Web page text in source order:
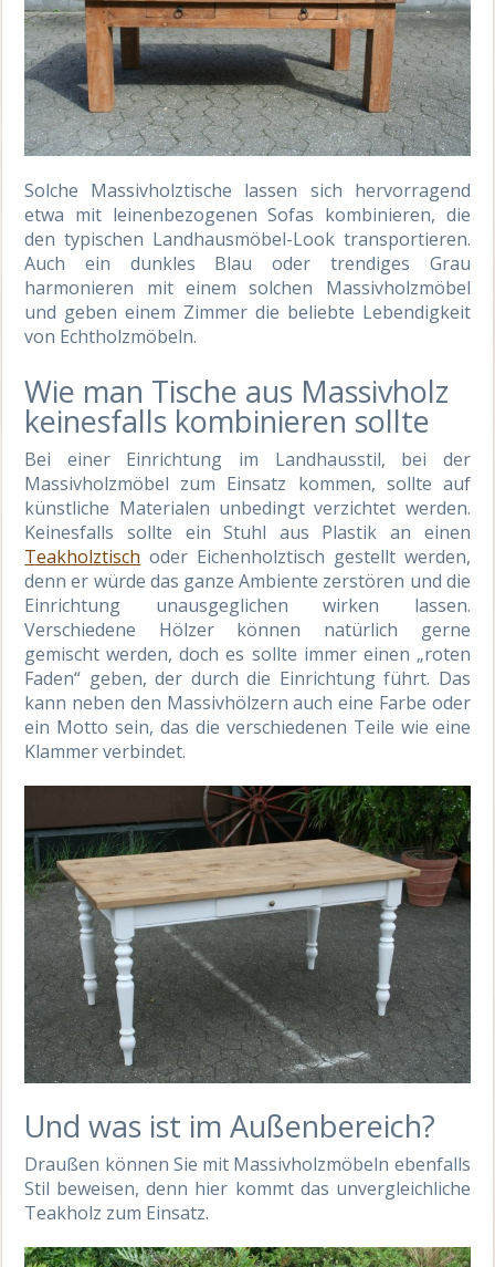
Solche Massivholztische lassen sich hervorragend
etwa mit leinenbezogenen Sofas kombinieren, die
den typischen Landhausmöbel-Look transportieren.
Auch ein dunkles Blau oder trendiges Grau
harmonieren mit einem solchen Massivholzmöbel
und geben einem Zimmer die beliebte Lebendigkeit
von Echtholzmöbeln.
Wie man Tische aus Massivholz
keinesfalls kombinieren sollte
Bei einer Einrichtung im Landhausstil, bei der
Massivholzmöbel zum Einsatz kommen, sollte auf
künstliche Materialen unbedingt verzichtet werden.
Keinesfalls sollte ein Stuhl aus Plastik an einen
Teakholztisch oder Eichenholztisch gestellt werden,
denn er würde das ganze Ambiente zerstören und die
Einrichtung unausgeglichen wirken lassen.
Verschiedene Hölzer können natürlich gerne
gemischt werden, doch es sollte immer einen „roten
Faden“ geben, der durch die Einrichtung führt. Das
kann neben den Massivhölzern auch eine Farbe oder
ein Motto sein, das die verschiedenen Teile wie eine
Klammer verbindet.
Und was ist im Außenbereich?
Draußen können Sie mit Massivholzmöbeln ebenfalls
Stil beweisen, denn hier kommt das unvergleichliche
Teakholz zum Einsatz.